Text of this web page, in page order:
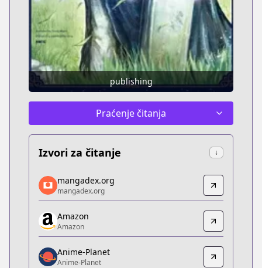
publishing
Praćenje čitanja
Izvori za čitanje ↓
mangadex.org
mangadex.org
https://mangadex.org/title/d803df2d-9706-41ed-
Amazon
Amazon
https://www.amazon.co.jp/dp/B0BS98DGFJ
Anime-Planet
mangadex.org
mangadex.org
Amazon
Amazon
Anime-Planet
Anime-Planet